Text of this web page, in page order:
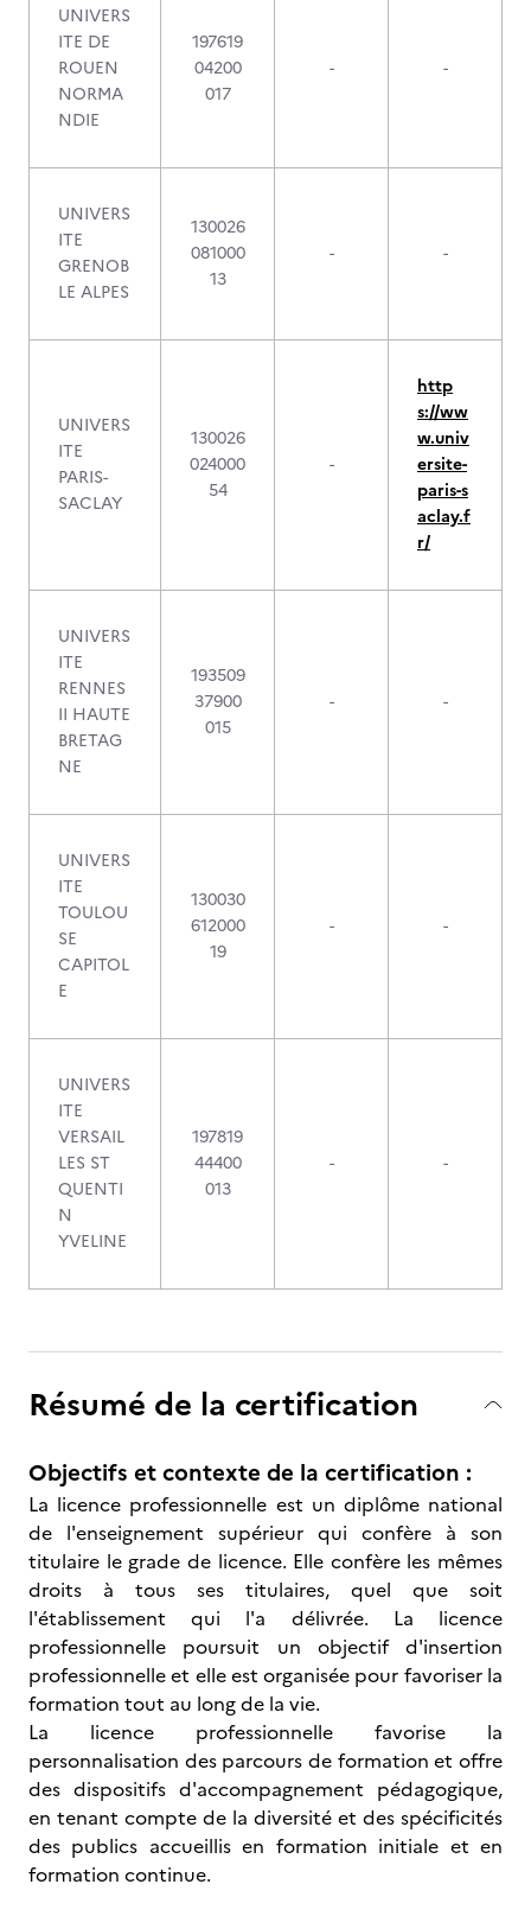
UNIVERS
ITE DE
ROUEN
NORMA
NDIE
197619
04200
017
- -
UNIVERS
ITE
GRENOB
LE ALPES
130026
081000
13
- -
UNIVERS
ITE
PARIS-
SACLAY
130026
024000
54
-
http
s://ww
w.univ
ersite-
paris-s
aclay.f
r/
UNIVERS
ITE
RENNES
II HAUTE
BRETAG
NE
193509
37900
015
- -
UNIVERS
ITE
TOULOU
SE
CAPITOL
E
130030
612000
19
- -
UNIVERS
ITE
VERSAIL
LES ST
QUENTI
N
YVELINE
197819
44400
013
- -
Résumé de la certification
Objectifs et contexte de la certification :
La licence professionnelle est un diplôme national
de l'enseignement supérieur qui confère à son
titulaire le grade de licence. Elle confère les mêmes
droits à tous ses titulaires, quel que soit
l'établissement qui l'a délivrée. La licence
professionnelle poursuit un objectif d'insertion
professionnelle et elle est organisée pour favoriser la
formation tout au long de la vie.
La licence professionnelle favorise la
personnalisation des parcours de formation et offre
des dispositifs d'accompagnement pédagogique,
en tenant compte de la diversité et des spécificités
des publics accueillis en formation initiale et en
formation continue.